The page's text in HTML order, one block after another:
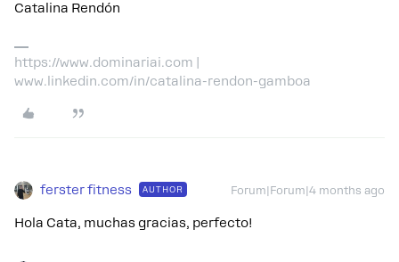
Catalina Rendón
https://www.dominariai.com |
www.linkedin.com/in/catalina-rendon-gamboa
ferster fitness AUTHOR Forum|Forum|4 months ago
Hola Cata, muchas gracias, perfecto!